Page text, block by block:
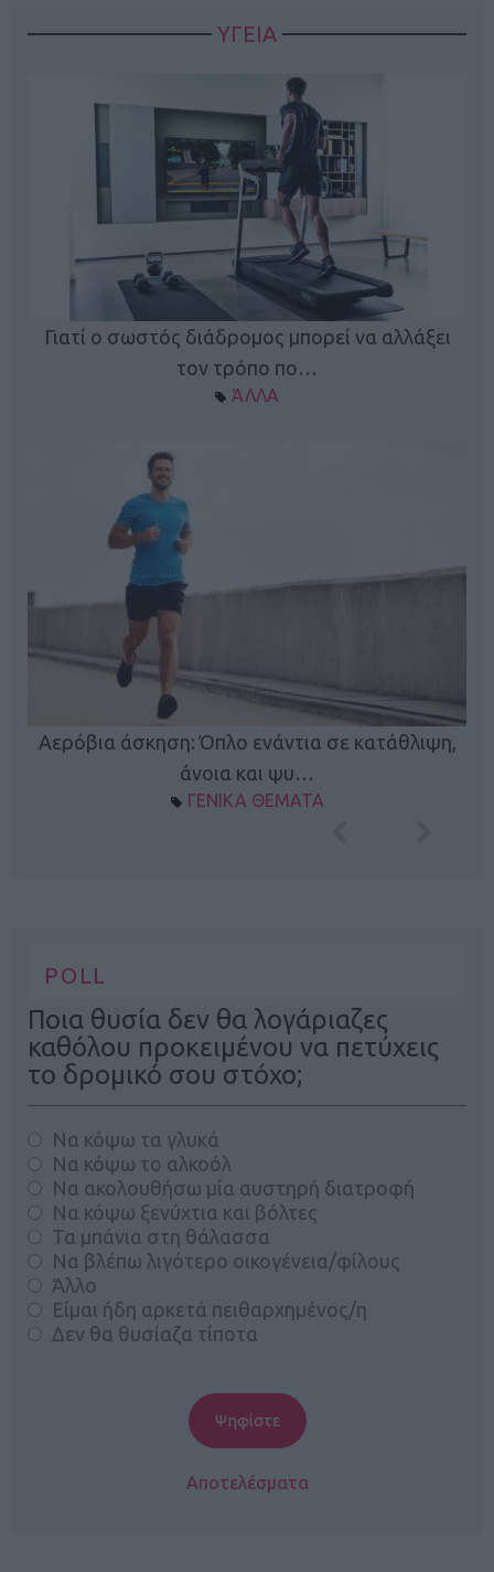
ΥΓΕΙΑ
Γιατί ο σωστός διάδρομος μπορεί να αλλάξει
τον τρόπο πο…
ΆΛΛΑ
Αερόβια άσκηση: Όπλο ενάντια σε κατάθλιψη,
άνοια και ψυ…
ΓΕΝΙΚΑ ΘΕΜΑΤΑ
POLL
Ποια θυσία δεν θα λογάριαζες
καθόλου προκειμένου να πετύχεις
το δρομικό σου στόχο;
Να κόψω τα γλυκά
Να κόψω το αλκοόλ
Να ακολουθήσω μία αυστηρή διατροφή
Να κόψω ξενύχτια και βόλτες
Τα μπάνια στη θάλασσα
Να βλέπω λιγότερο οικογένεια/φίλους
Άλλο
Είμαι ήδη αρκετά πειθαρχημένος/η
Δεν θα θυσίαζα τίποτα
Αποτελέσματα